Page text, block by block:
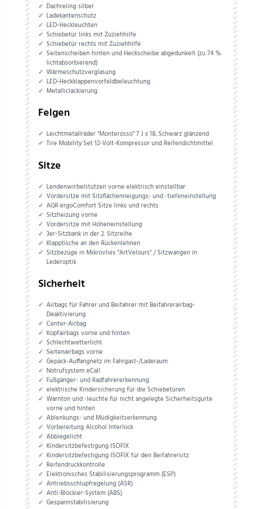
Dachreling silber
Ladekantenschutz
LED-Heckleuchten
Schiebetür links mit Zuziehhilfe
Schiebetür rechts mit Zuziehhilfe
Seitenscheiben hinten und Heckscheibe abgedunkelt (zu 74 %
lichtabsorbierend)
Wärmeschutzverglasung
LED-Heckklappenvorfeldbeleuchtung
Metalliclackierung
Felgen
Leichtmetallräder "Monterosso" 7 J x 18, Schwarz glänzend
Tire Mobility Set 12-Volt-Kompressor und Reifendichtmittel
Sitze
Lendenwirbelstützen vorne elektrisch einstellbar
Vordersitze mit Sitzflächenneigungs- und -tiefeneinstellung
AGR ergoComfort Sitze links und rechts
Sitzheizung vorne
Vordersitze mit Höheneinstellung
3er-Sitzbank in der 2. Sitzreihe
Klapptische an den Rückenlehnen
Sitzbezüge in Mikrovlies "ArtVelours" / Sitzwangen in
Lederoptik
Sicherheit
Airbags für Fahrer und Beifahrer mit Beifahrerairbag-
Deaktivierung
Center-Airbag
Kopfairbags vorne und hinten
Schlechtwetterlicht
Seitenairbags vorne
Gepäck-Auffangnetz im Fahrgast-/Laderaum
Notrufsystem eCall
Fußgänger- und Radfahrererkennung
elektrische Kindersicherung für die Schiebetüren
Warnton und -leuchte für nicht angelegte Sicherheitsgurte
vorne und hinten
Ablenkungs- und Müdigkeitserkennung
Vorbereitung Alcohol Interlock
Abbiegelicht
Kindersitzbefestigung ISOFIX
Kindersitzbefestigung ISOFIX für den Beifahrersitz
Reifendruckkontrolle
Elektronisches Stabilisierungsprogramm (ESP)
Antriebsschlupfregelung (ASR)
Anti-Blockier-System (ABS)
Gespannstabilisierung